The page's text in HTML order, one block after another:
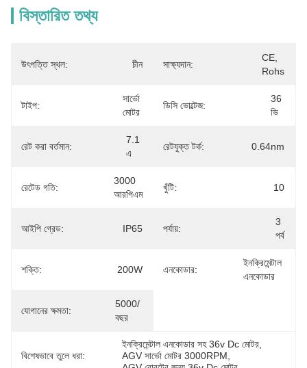
বিস্তারিত তথ্য
উৎপত্তি স্থল: চীন সাক্ষ্যদান:
CE,
Rohs
টাইপ:
সার্ভো
মোটর
ডিসি ভোল্টেজ:
36
ভি
রেট করা বর্তমান:
7.1
এ
রেটযুক্ত টর্ক: 0.64nm
রেটেড গতি:
3000
আরপিএম
খুঁটি: 10
আইপি গ্রেড: IP65 পর্যায়:
3
পর্ব
শক্তি: 200W এনকোডার:
ইনক্রিমেন্টাল
এনকোডার
যোগানের ক্ষমতা:
5000/
বছর
বিশেষভাবে তুলে ধরা:
ইনক্রিমেন্টাল এনকোডার সহ 36v Dc মোটর
AGV সার্ভো মোটর 3000RPM